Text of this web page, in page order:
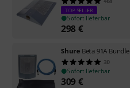
TOP-SELLER
Sofort lieferbar
298 €
Shure Beta 91A Bundle
30
Sofort lieferbar
309 €